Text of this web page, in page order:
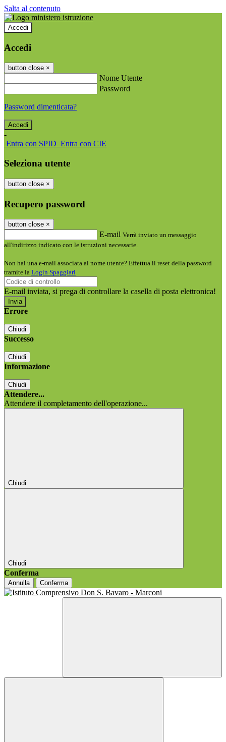
Salta al contenuto
Accedi
Accedi
button close ×
Nome Utente
Password
Password dimenticata?
-
Entra con SPID Entra con CIE
Seleziona utente
button close ×
Recupero password
button close ×
E-mail Verrà inviato un messaggio
all'indirizzo indicato con le istruzioni necessarie.
Non hai una e-mail associata al nome utente? Effettua il reset della password
tramite la Login Spaggiari
E-mail inviata, si prega di controllare la casella di posta elettronica!
Errore
Chiudi
Successo
Chiudi
Informazione
Chiudi
Attendere...
Attendere il completamento dell'operazione...
Chiudi
Chiudi
Conferma
Annulla Conferma